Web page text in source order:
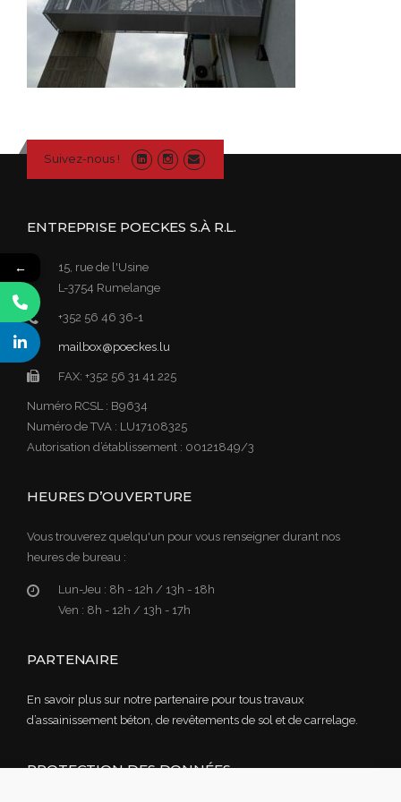
Suivez-nous !
ENTREPRISE POECKES S.À R.L.
15, rue de l'Usine
L-3754 Rumelange
+352 56 46 36-1
mailbox@poeckes.lu
FAX: +352 56 31 41 225
Numéro RCSL : B9634
Numéro de TVA : LU17108325
Autorisation d’établissement : 00121849/3
HEURES D’OUVERTURE
Vous trouverez quelqu'un pour vous renseigner durant nos
heures de bureau :
Lun-Jeu : 8h - 12h / 13h - 18h
Ven : 8h - 12h / 13h - 17h
PARTENAIRE
En savoir plus sur notre partenaire pour tous travaux
d’assainissement béton, de revêtements de sol et de carrelage.
PROTECTION DES DONNÉES
←